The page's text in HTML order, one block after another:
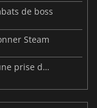
de boss
Steam
Des cartes de logiciels malveillants et une prise de contrôle de Discord ont touché Meccha Chameleon